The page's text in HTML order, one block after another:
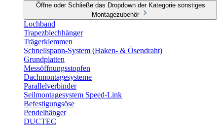
Öffne oder Schließe das Dropdown der Kategorie sonstiges
Montagezubehör
Lochband
Trapezblechhänger
Trägerklemmen
Schnellspann-System (Haken- & Ösendraht)
Grundplatten
Messöffnungsstopfen
Dachmontagesysteme
Parallelverbinder
Seilmontagesystem Speed-Link
Befestigungsöse
Pendelhänger
DUCTEC